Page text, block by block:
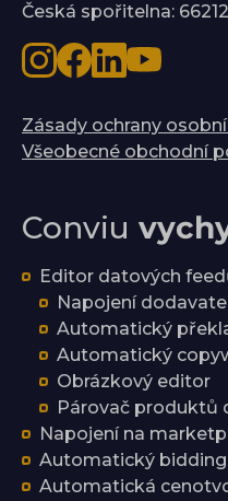
Česká spořitelna:
Zásady ochrany
Všeobecné obchodní
Conviu
Editor datových
Napojení
Automatický
Automatický
Obrázkový editor
Párovač produktů
Napojení na
Automatický bidding
Automatická